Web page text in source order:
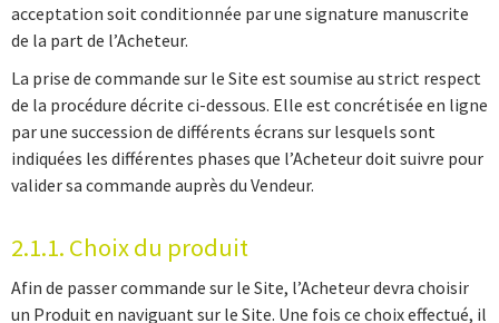
acceptation soit conditionnée par une signature manuscrite
de la part de l’Acheteur.
La prise de commande sur le Site est soumise au strict respect
de la procédure décrite ci-dessous. Elle est concrétisée en ligne
par une succession de différents écrans sur lesquels sont
indiquées les différentes phases que l’Acheteur doit suivre pour
valider sa commande auprès du Vendeur.
2.1.1. Choix du produit
Afin de passer commande sur le Site, l’Acheteur devra choisir
un Produit en naviguant sur le Site. Une fois ce choix effectué, il